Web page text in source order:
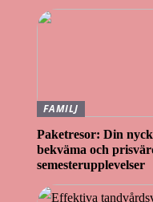
FAMILJ
Paketresor: Din
bekväma och
semesterupplevelser